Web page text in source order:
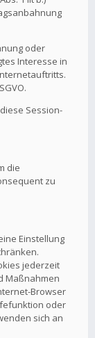
oder
Interesse in
Session-
die
zu
Einstellung
jederzeit
Maßnahmen
Browser
oder
sich an